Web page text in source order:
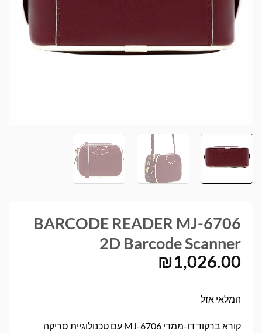
BARCODE READER MJ-6706
2D Barcode Scanner
₪1,026.00
המלאי אזל
קורא ברקוד דו-ממדי MJ-6706 עם טכנולוגיית סריקה